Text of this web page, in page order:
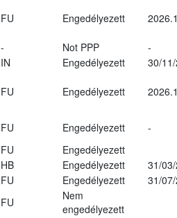
FU Engedélyezett
- Not PPP
-
IN Engedélyezett
30/
FU Engedélyezett
FU Engedélyezett
-
FU
Engedélyezett
HB Engedélyezett
31/
FU Engedélyezett
31/
FU
Nem
engedélyezett